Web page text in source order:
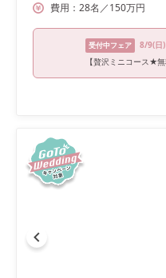
費用： 28名 ／150万円
受付中フェア 8/9(日)